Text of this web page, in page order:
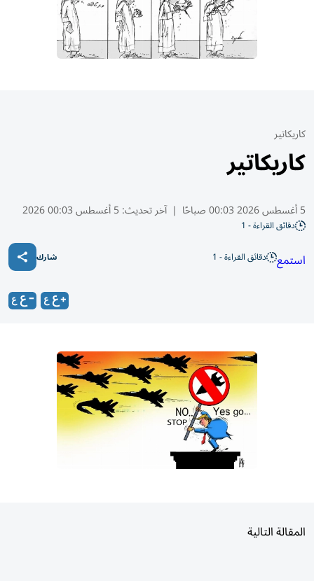
كاريكاتير
كاريكاتير
5 أغسطس 2026 00:03 صباحًا | آخر تحديث:5 أغسطس 00:03 2026
دقائق القراءة - 1
استمع دقائق القراءة - 1 شارك
المقالة التالية